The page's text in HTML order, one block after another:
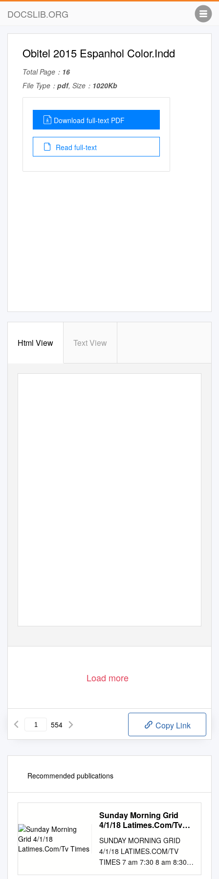
DOCSLIB.ORG
Obitel 2015 Espanhol Color.Indd
Total Page： 16
File Type： pdf, Size： 1020Kb
Download full-text PDF
Read full-text
Html View Text View
Load more
554 Copy Link
Recommended publications
Sunday Morning Grid
4/1/18 Latimes.Com/Tv
SUNDAY MORNING GRID
4/1/18 LATIMES.COM/TV
TIMES 7 am 7:30 8 am 8:30 9
am 9:30 10 am 10:30 11 am